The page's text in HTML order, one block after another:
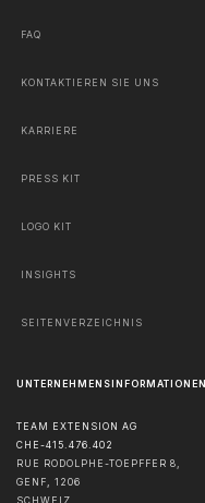
FAQ
KONTAKTIEREN SIE UNS
KARRIERE
PRESS KIT
LOGO KIT
INSIGHTS
SEITENVERZEICHNIS
UNTERNEHMENSINFORMATIONEN
TEAM EXTENSION AG
CHE-415.476.402
RUE RODOLPHE-TOEPFFER 8,
GENF, 1206